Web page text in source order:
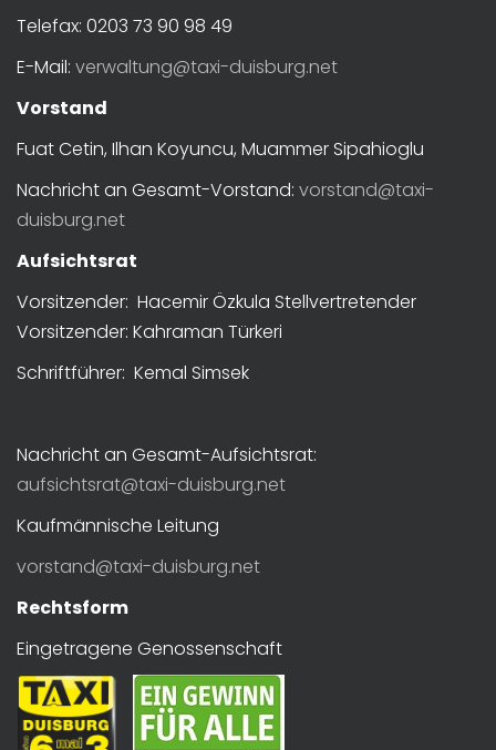
Telefax: 0203 73 90 98 49
E-Mail: verwaltung@taxi-duisburg.net
Vorstand
Fuat Cetin, Ilhan Koyuncu, Muammer Sipahioglu
Nachricht an Gesamt-Vorstand: vorstand@taxi-
duisburg.net
Aufsichtsrat
Vorsitzender: Hacemir Özkula Stellvertretender
Vorsitzender: Kahraman Türkeri
Schriftführer: Kemal Simsek
Nachricht an Gesamt-Aufsichtsrat:
aufsichtsrat@taxi-duisburg.net
Kaufmännische Leitung
vorstand@taxi-duisburg.net
Rechtsform
Eingetragene Genossenschaft